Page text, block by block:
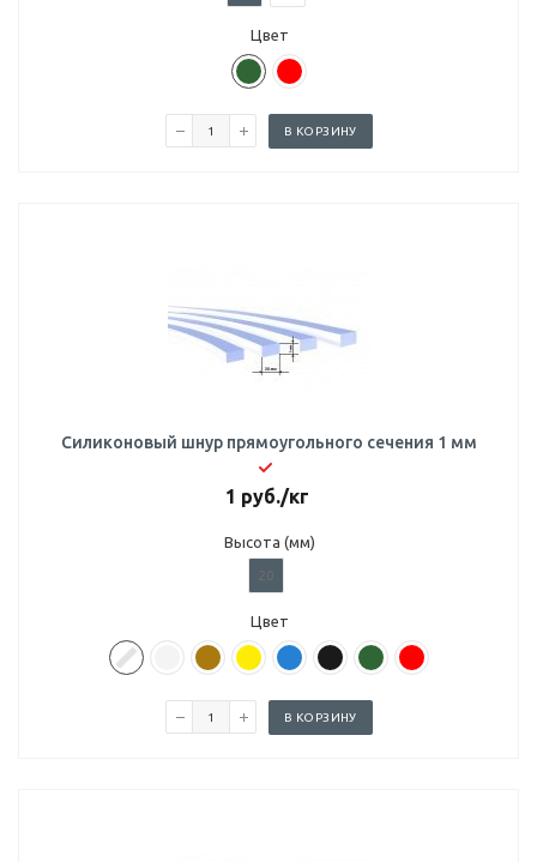
Цвет
В КОРЗИНУ
Силиконовый шнур прямоугольного сечения 1 мм
1 руб./кг
Высота (мм)
20
Цвет
В КОРЗИНУ